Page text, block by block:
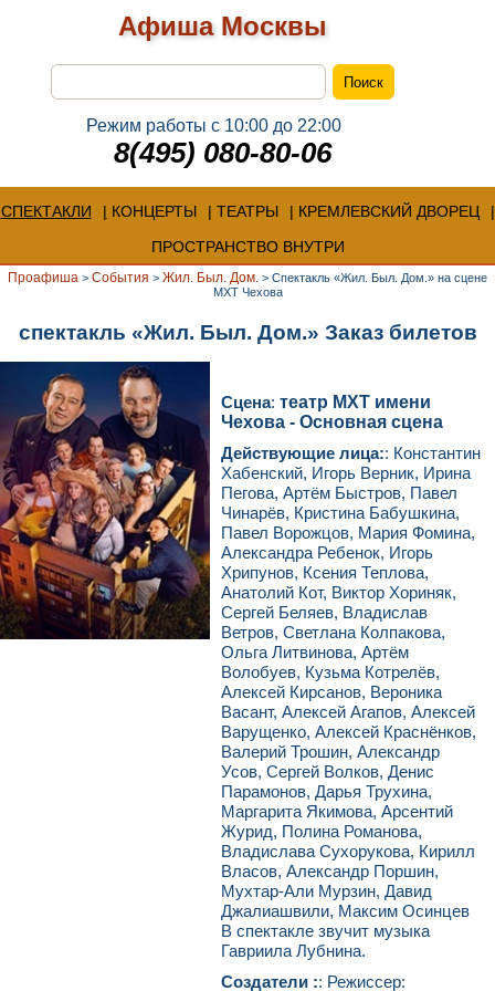
Афиша Москвы
Режим работы с 10:00 до 22:00
8(495) 080-80-06
СПЕКТАКЛИ КОНЦЕРТЫ ТЕАТРЫ
КРЕМЛЕВСКИЙ ДВОРЕЦ
ПРОСТРАНСТВО ВНУТРИ
Проафиша > События > Жил. Был. Дом. > Спектакль «Жил. Был. Дом.» на сцене
МХТ Чехова
спектакль «Жил. Был. Дом.» Заказ билетов
Сцена: театр МХТ имени
Чехова - Основная сцена
Действующие лица:: Константин
Хабенский, Игорь Верник, Ирина
Пегова, Артём Быстров, Павел
Чинарёв, Кристина Бабушкина,
Павел Ворожцов, Мария Фомина,
Александра Ребенок, Игорь
Хрипунов, Ксения Теплова,
Анатолий Кот, Виктор Хориняк,
Сергей Беляев, Владислав
Ветров, Светлана Колпакова,
Ольга Литвинова, Артём
Волобуев, Кузьма Котрелёв,
Алексей Кирсанов, Вероника
Васант, Алексей Агапов, Алексей
Варущенко, Алексей Краснёнков,
Валерий Трошин, Александр
Усов, Сергей Волков, Денис
Парамонов, Дарья Трухина,
Маргарита Якимова, Арсентий
Журид, Полина Романова,
Владислава Сухорукова, Кирилл
Власов, Александр Поршин,
Мухтар-Али Мурзин, Давид
Джалиашвили, Максим Осинцев
В спектакле звучит музыка
Гавриила Лубнина.
Создатели :: Режиссер: